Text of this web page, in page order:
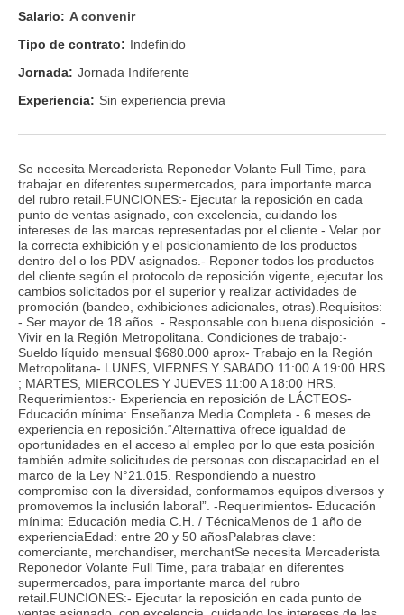
Salario: A convenir
Tipo de contrato: Indefinido
Jornada: Jornada Indiferente
Experiencia: Sin experiencia previa
Se necesita Mercaderista Reponedor Volante Full Time, para
trabajar en diferentes supermercados, para importante marca
del rubro retail.FUNCIONES:- Ejecutar la reposición en cada
punto de ventas asignado, con excelencia, cuidando los
intereses de las marcas representadas por el cliente.- Velar por
la correcta exhibición y el posicionamiento de los productos
dentro del o los PDV asignados.- Reponer todos los productos
del cliente según el protocolo de reposición vigente, ejecutar los
cambios solicitados por el superior y realizar actividades de
promoción (bandeo, exhibiciones adicionales, otras).Requisitos:
- Ser mayor de 18 años. - Responsable con buena disposición. -
Vivir en la Región Metropolitana. Condiciones de trabajo:-
Sueldo líquido mensual $680.000 aprox- Trabajo en la Región
Metropolitana- LUNES, VIERNES Y SABADO 11:00 A 19:00 HRS
; MARTES, MIERCOLES Y JUEVES 11:00 A 18:00 HRS.
Requerimientos:- Experiencia en reposición de LÁCTEOS-
Educación mínima: Enseñanza Media Completa.- 6 meses de
experiencia en reposición.“Alternattiva ofrece igualdad de
oportunidades en el acceso al empleo por lo que esta posición
también admite solicitudes de personas con discapacidad en el
marco de la Ley N°21.015. Respondiendo a nuestro
compromiso con la diversidad, conformamos equipos diversos y
promovemos la inclusión laboral”. -Requerimientos- Educación
mínima: Educación media C.H. / TécnicaMenos de 1 año de
experienciaEdad: entre 20 y 50 añosPalabras clave:
comerciante, merchandiser, merchantSe necesita Mercaderista
Reponedor Volante Full Time, para trabajar en diferentes
supermercados, para importante marca del rubro
retail.FUNCIONES:- Ejecutar la reposición en cada punto de